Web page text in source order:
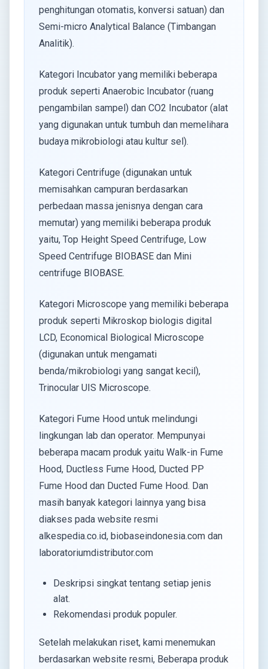
penghitungan otomatis, konversi satuan) dan
Semi-micro Analytical Balance (Timbangan
Analitik).
Kategori Incubator yang memiliki beberapa
produk seperti Anaerobic Incubator (ruang
pengambilan sampel) dan CO2 Incubator (alat
yang digunakan untuk tumbuh dan memelihara
budaya mikrobiologi atau kultur sel).
Kategori Centrifuge (digunakan untuk
memisahkan campuran berdasarkan
perbedaan massa jenisnya dengan cara
memutar) yang memiliki beberapa produk
yaitu, Top Height Speed Centrifuge, Low
Speed Centrifuge BIOBASE dan Mini
centrifuge BIOBASE.
Kategori Microscope yang memiliki beberapa
produk seperti Mikroskop biologis digital
LCD, Economical Biological Microscope
(digunakan untuk mengamati
benda/mikrobiologi yang sangat kecil),
Trinocular UIS Microscope.
Kategori Fume Hood untuk melindungi
lingkungan lab dan operator. Mempunyai
beberapa macam produk yaitu Walk-in Fume
Hood, Ductless Fume Hood, Ducted PP
Fume Hood dan Ducted Fume Hood. Dan
masih banyak kategori lainnya yang bisa
diakses pada website resmi
alkespedia.co.id, biobaseindonesia.com dan
laboratoriumdistributor.com
Deskripsi singkat tentang setiap jenis
alat.
Rekomendasi produk populer.
Setelah melakukan riset, kami menemukan
berdasarkan website resmi, Beberapa produk